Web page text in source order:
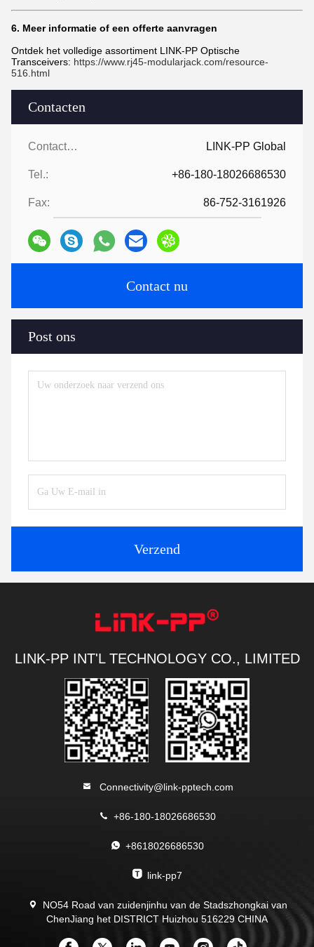
Contacten
Contacten: LINK-PP Global
Tel.: +86-180-18026686530
Fax: 86-752-3161926
Contact nu
Post ons
Verzend
6. Meer informatie of een offerte aanvragen
Ontdek het volledige assortiment LINK-PP Optische
Transceivers: https://www.rj45-modularjack.com/resource-
516.html
LINK-PP INT'L TECHNOLOGY CO., LIMITED
Connectivity@link-pptech.com
+86-180-18026686530
+8618026686530
link-pp7
NO54 Road van zuidenjinhu van de Stadszhongkai van
ChenJiang het DISTRICT Huizhou 516229 CHINA